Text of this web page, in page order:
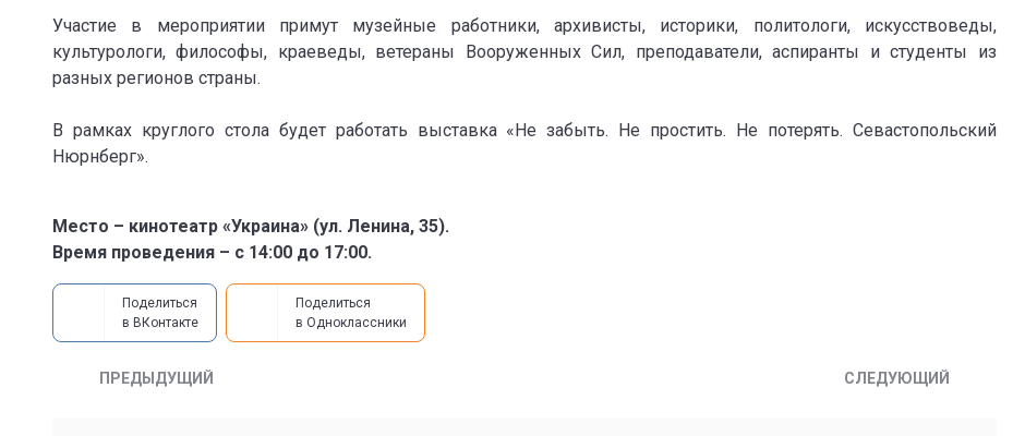
Участие в мероприятии примут музейные работники, архивисты, историки, политологи, искусствоведы,
культурологи, философы, краеведы, ветераны Вооруженных Сил, преподаватели, аспиранты и студенты из
разных регионов страны.
В рамках круглого стола будет работать выставка «Не забыть. Не простить. Не потерять. Севастопольский
Нюрнберг».
Место – кинотеатр «Украина» (ул. Ленина, 35).
Время проведения – с 14:00 до 17:00.
Поделиться
в ВКонтакте
Поделиться
в Одноклассники
ПРЕДЫДУЩИЙ СЛЕДУЮЩИЙ